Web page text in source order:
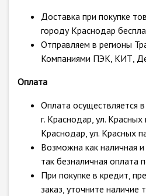
Доставка при покупке
городу Краснодар
Отправляем в регионы
Компаниями ПЭК, КИТ,
Оплата
Оплата осуществляется
г. Краснодар, ул. Красных
Краснодар, ул. Красных
Возможна как наличная
так безналичная оплата
При покупке в кредит,
заказ, уточните наличие